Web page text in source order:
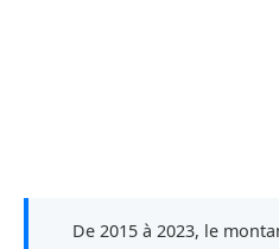
De 2015 à 2023, le